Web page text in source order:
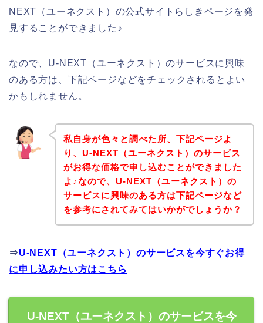
NEXT（ユーネクスト）の公式サイトらしきページを発
見することができました♪
なので、U-NEXT（ユーネクスト）のサービスに興味
のある方は、下記ページなどをチェックされるとよい
かもしれません。
私自身が色々と調べた所、下記ページよ
り、U-NEXT（ユーネクスト）のサービス
がお得な価格で申し込むことができました
よ♪なので、U-NEXT（ユーネクスト）の
サービスに興味のある方は下記ページなど
を参考にされてみてはいかがでしょうか？
⇒U-NEXT（ユーネクスト）のサービスを今すぐお得
に申し込みたい方はこちら
U-NEXT（ユーネクスト）のサービスを今